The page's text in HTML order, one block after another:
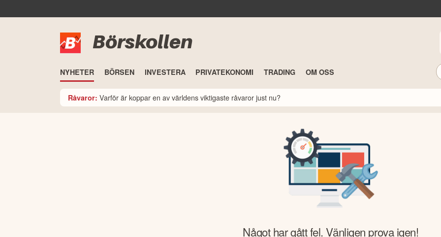
Börskollen
NYHETER BÖRSEN INVESTERA PRIVATEKONOMI TRADING OM OSS
Råvaror: Varför är koppar en av världens viktigaste råvaror just nu?
Något har gått fel. Vänligen prova igen!